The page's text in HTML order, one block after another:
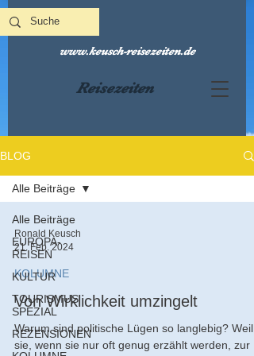
Reisezeiten
www.keusch-reisezeiten.de
BLOG
Alle Beiträge
EUROPA-
REISEN
KULTUR
TOURISMUS
SPEZIAL
REZENSIONEN
Alle Beiträge
Ronald Keusch
21. Feb. 2024
KOLUMNE
Von Wirklichkeit umzingelt
Warum sind politische Lügen so langlebig? Weil
sie, wenn sie nur oft genug erzählt werden, zur